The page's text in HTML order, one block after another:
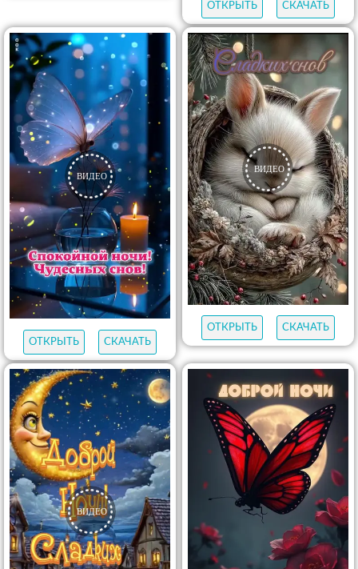
ОТКРЫТЬ СКАЧАТЬ
ОТКРЫТЬ СКАЧАТЬ
ОТКРЫТЬ СКАЧАТЬ